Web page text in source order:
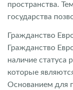
пространства.
государства
Гражданство
Гражданство
наличие статуса
которые
Основанием для